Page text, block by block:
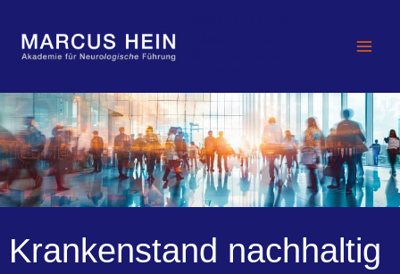
springen
Krankenstand nachhaltig